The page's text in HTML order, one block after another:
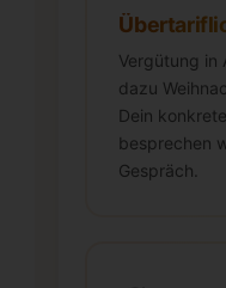
Vergütung in
dazu
Dein
besprechen
Gespräch.